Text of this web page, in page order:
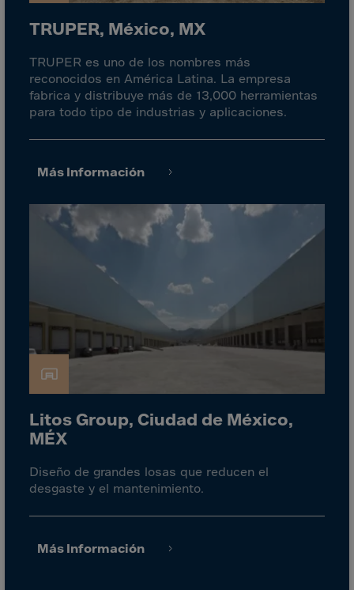
Greece
Greenland
Grenada
Guadeloupe
Guam
Guinea
Guinea-Bissau
Heard/McDon.Isl
Helgoland
Honduras
Hungary
Iceland
India
Indonesia
Iran
Iraq
TRUPER, México, MX
TRUPER es uno de los nombres más
reconocidos en América Latina. La empresa
fabrica y distribuye más de 13,000 herramientas
para todo tipo de industrias y aplicaciones.
Más Información
Litos Group, Ciudad de México,
MÉX
Diseño de grandes losas que reducen el
desgaste y el mantenimiento.
Más Información